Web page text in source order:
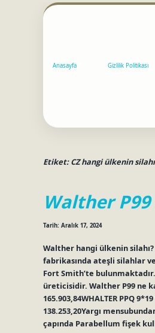
Anasayfa Gizlilik Politikası
Etiket:CZ hangi ülkenin silahı
Walther
Tarih: Aralık 17, 2024
Walther hangi ülkenin silahı?
fabrikasında ateşli silahlar
Fort Smith’te
üreticisidir. Walther P99 ne
165.903,84WHALTER PPQ
138.253,20Yargı
çapında Parabellum fişek